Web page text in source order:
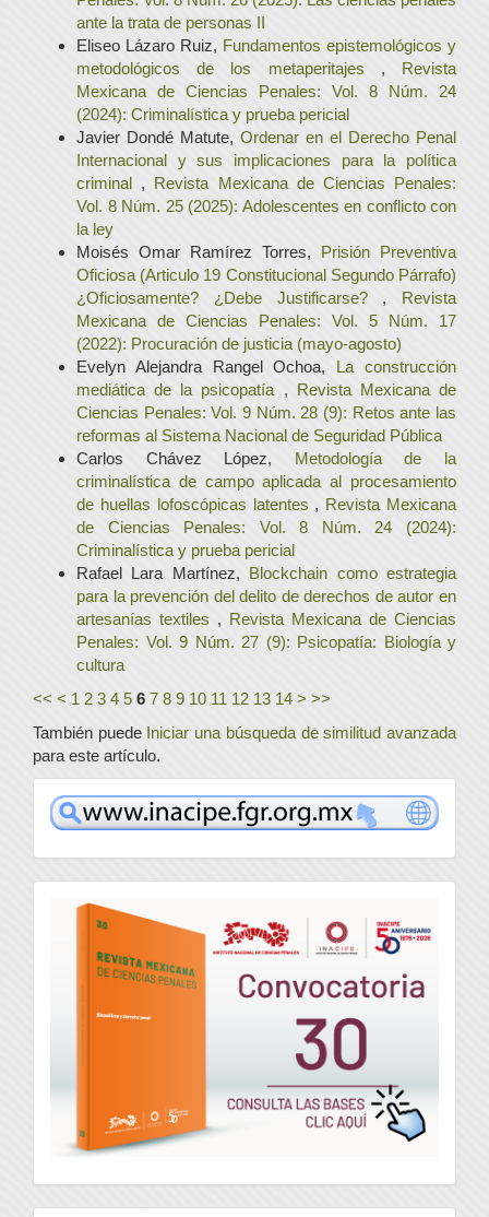
ante la trata de personas II
Eliseo Lázaro Ruiz, Fundamentos epistemológicos y
metodológicos de los metaperitajes , Revista
Mexicana de Ciencias Penales: Vol. 8 Núm. 24
(2024): Criminalística y prueba pericial
Javier Dondé Matute, Ordenar en el Derecho Penal
Internacional y sus implicaciones para la política
criminal , Revista Mexicana de Ciencias Penales:
Vol. 8 Núm. 25 (2025): Adolescentes en conflicto con
la ley
Moisés Omar Ramírez Torres, Prisión Preventiva
Oficiosa (Articulo 19 Constitucional Segundo Párrafo)
¿Oficiosamente? ¿Debe Justificarse? , Revista
Mexicana de Ciencias Penales: Vol. 5 Núm. 17
(2022): Procuración de justicia (mayo-agosto)
Evelyn Alejandra Rangel Ochoa, La construcción
mediática de la psicopatía , Revista Mexicana de
Ciencias Penales: Vol. 9 Núm. 28 (9): Retos ante las
reformas al Sistema Nacional de Seguridad Pública
Carlos Chávez López, Metodología de la
criminalística de campo aplicada al procesamiento
de huellas lofoscópicas latentes , Revista Mexicana
de Ciencias Penales: Vol. 8 Núm. 24 (2024):
Criminalística y prueba pericial
Rafael Lara Martínez, Blockchain como estrategia
para la prevención del delito de derechos de autor en
artesanías textiles , Revista Mexicana de Ciencias
Penales: Vol. 9 Núm. 27 (9): Psicopatía: Biología y
cultura
<< < 1 2 3 4 5 6 7 8 9 10 11 12 13 14 > >>
También puede Iniciar una búsqueda de similitud avanzada
para este artículo.
www
convocatoria